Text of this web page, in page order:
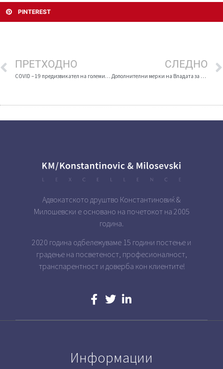
PINTEREST
ПРЕТХОДНО
COVID – 19 предизвикател на големи проблеми во вработувањето
СЛЕДНО
Дополнителни мерки на Владата за спречување на ширењето на COVID 19
Адвокатското друштво Константиновиќ &
Милошевски е основано на почетокот на 2005
година.
2020 година одбележуваме 15 години постење и
градење на посветеност, професионалност,
транспарентност и доверба кон клиентите!
Информации